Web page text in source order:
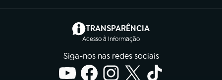
TRANSPARÊNCIA
Acesso à Informação
(abre em nova aba)
Siga-nos nas redes sociais